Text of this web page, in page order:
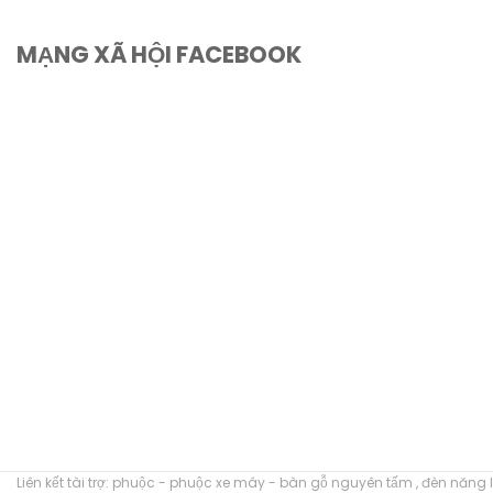
MẠNG XÃ HỘI FACEBOOK
Liên kết tài trợ: phuộc - phuộc xe máy- bàn gỗ nguyên tấm ,đèn năng